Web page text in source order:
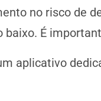
no risco de
baixo. É
aplicativo